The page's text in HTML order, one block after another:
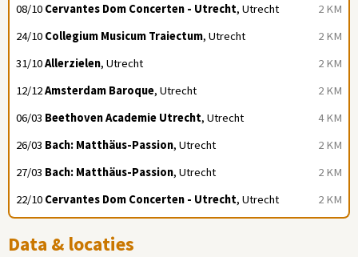
2 KM
08/10 Cervantes Dom Concerten - Utrecht, Utrecht
2 KM
24/10 Collegium Musicum Traiectum, Utrecht
2 KM
31/10Allerzielen, Utrecht
2 KM
12/12Amsterdam Baroque, Utrecht
4 KM
06/03 Beethoven Academie Utrecht, Utrecht
2 KM
26/03 Bach: Matthäus-Passion, Utrecht
2 KM
27/03 Bach: Matthäus-Passion, Utrecht
2 KM
22/10 Cervantes Dom Concerten - Utrecht, Utrecht
Data & locaties